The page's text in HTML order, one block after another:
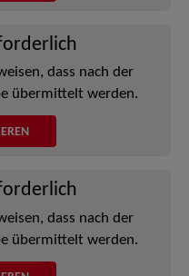
dass nach der
übermittelt werden.
dass nach der
übermittelt werden.